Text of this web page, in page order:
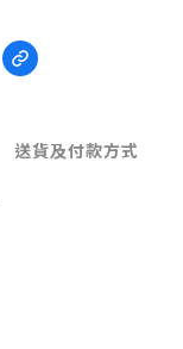
送貨及付款方式